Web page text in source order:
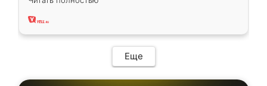
два года, нареканий нет.
Еще